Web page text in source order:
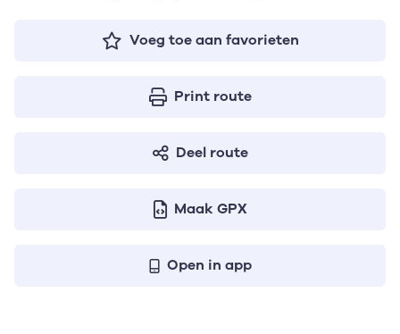
Voeg toe aan favorieten
Print route
Deel route
Maak GPX
Open in app